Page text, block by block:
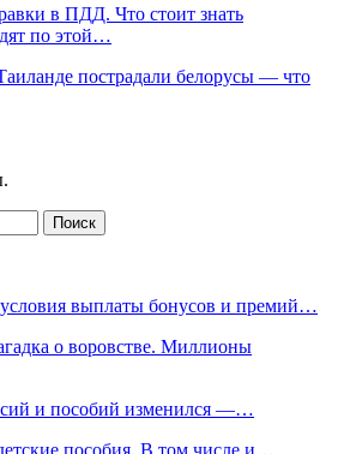
в ПДД. Что стоит знать
по этой…
пострадали белорусы — что
выплаты бонусов и премий…
о воровстве. Миллионы
и пособий изменился —…
пособия. В том числе и…